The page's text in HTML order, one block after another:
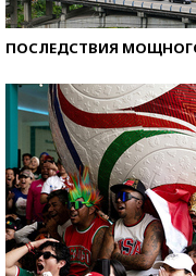
ПОСЛЕДСТВИЯ